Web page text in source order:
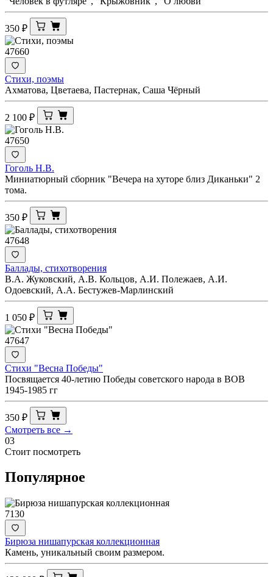
350 ₽
47660
Стихи, поэмы
Ахматова, Цветаева, Пастернак, Саша Чёрный
2 100 ₽
47650
Гоголь Н.В.
Миниатюрный сборник "Вечера на хуторе близ Диканьки" 2
тома.
350 ₽
47648
Баллады, стихотворения
В.А. Жуковский, А.В. Кольцов, А.И. Полежаев, А.И.
Одоевский, А.А. Бестужев-Марлинский
1 050 ₽
47647
Стихи "Весна Победы"
Посвящается 40-летию Победы советского народа в ВОВ
1945-1985 гг
350 ₽
Смотреть все →
03
Стоит посмотреть
Популярное
7130
Бирюза нишапурская коллекционная
Камень, уникальный своим размером.